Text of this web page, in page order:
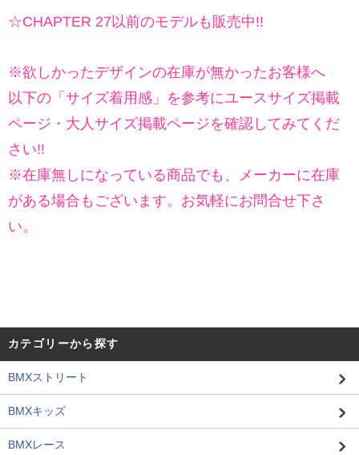
☆CHAPTER 27以前のモデルも販売中!!
※欲しかったデザインの在庫が無かったお客様へ
以下の「サイズ着用感」を参考にユースサイズ掲載
ページ・大人サイズ掲載ページを確認してみてくだ
さい!!
※在庫無しになっている商品でも、メーカーに在庫
がある場合もございます。お気軽にお問合せ下さ
い。
カテゴリーから探す
BMXストリート
BMXキッズ
BMXレース